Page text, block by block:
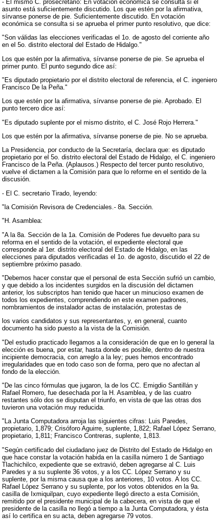
- El mismo C. prosecretario: En votación económica se consulta si el
asunto está suficientemente discutido. Los que estén por la afirmativa,
sírvanse ponerse de pie. Suficientemente discutido. En votación
económica se consulta si se aprueba el primer punto resolutivo, que dice:
"Son válidas las elecciones verificadas el 1o. de agosto del corriente año
en el 5o. distrito electoral del Estado de Hidalgo."
Los que estén por la afirmativa, sírvanse ponerse de pie. Se aprueba el
primer punto. El punto segundo dice así:
"Es diputado propietario por el distrito electoral de referencia, el C. ingeniero
Francisco De la Peña."
Los que estén por la afirmativa, sírvanse ponerse de pie. Aprobado. El
punto tercero dice así:
"Es diputado suplente por el mismo distrito, el C. José Rojo Herrera."
Los que estén por la afirmativa, sírvanse ponerse de pie. No se aprueba.
La Presidencia, por conducto de la Secretaría, declara que: es diputado
propietario por el 5o. distrito electoral del Estado de Hidalgo, el C. ingeniero
Francisco de la Peña. (Aplausos.) Respecto del tercer punto resolutivo,
vuelve el dictamen a la Comisión para que lo reforme en el sentido de la
discusión.
- El C. secretario Tirado, leyendo:
"la Comisión Revisora de Credenciales.- 8a. Sección.
"H. Asamblea:
"A la 8a. Sección de la 1a. Comisión de Poderes fue devuelto para su
reforma en el sentido de la votación, el expediente electoral que
corresponde al 1er. distrito electoral del Estado de Hidalgo, en las
elecciones para diputados verificadas el 1o. de agosto, discutido el 22 de
septiembre próximo pasado.
"Debemos hacer constar que el personal de esta Sección sufrió un cambio,
y que debido a los incidentes surgidos en la discusión del dictamen
anterior, los subscriptos han tenido que hacer un minucioso examen de
todos los expedientes, comprendiendo en este examen padrones,
nombramientos de instalador actas de instalación, protestas de
los varios candidatos y sus representantes, y, en general, cuanto
documento ha sido puesto a la vista de la Comisión.
"Del estudio practicado llegamos a la consideración de que en lo general la
elección es buena, por estar, hasta donde es posible, dentro de nuestra
incipiente democracia, con arreglo a la ley; pues hemos encontrado
irregularidades que en todo caso son de forma, pero que no afectan al
fondo de la elección.
"De las cinco fórmulas que jugaron, la de los CC. Emigdio Santillán y
Rafael Romero, fue desechada por la H. Asamblea, y de las cuatro
restantes sólo dos se disputan el triunfo, en vista de que las otras dos
tuvieron una votación muy reducida.
"La Junta Computadora arroja las siguientes cifras: Luis Paredes,
propietario, 1,879; Crisóforo Aguirre, suplente, 1,822; Rafael López Serrano,
propietario, 1,811; Francisco Contreras, suplente, 1,813.
"Según certificado del ciudadano juez de Distrito del Estado de Hidalgo en
que hace constar la votación habida en la casilla número 1 de Santiago
Tlachichilco, expediente que se extravió, deben agregarse al C. Luis
Paredes y a su suplente 36 votos, y a los CC. López Serrano y su
suplente, por la misma causa que a los anteriores, 10 votos. A los CC.
Rafael López Serrano y su suplente, por los votos obtenidos en la 9a.
casilla de Ixmiquilpan, cuyo expediente llegó directo a esta Comisión,
remitido por el presidente municipal de la cabecera, en vista de que el
presidente de la casilla no llegó a tiempo a la Junta Computadora, y ésta
así lo certifica en su acta, deben agregarse 79 votos.